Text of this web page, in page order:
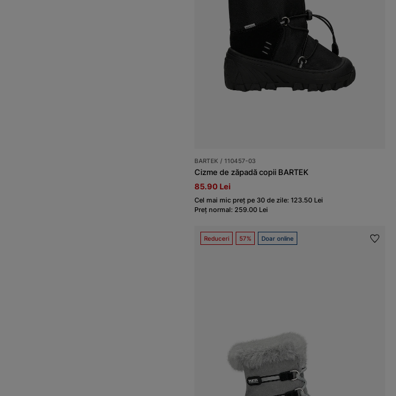
BARTEK / 110457-03
Cizme de zăpadă copii BARTEK
85.90 Lei
Cel mai mic preț pe 30 de zile: 123.50 Lei
Preț normal: 259.00 Lei
Reduceri 57% Doar online